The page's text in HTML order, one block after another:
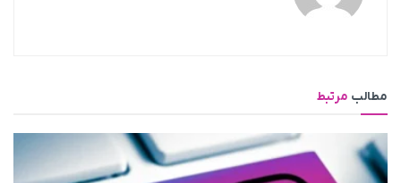
مطالب مرتبط